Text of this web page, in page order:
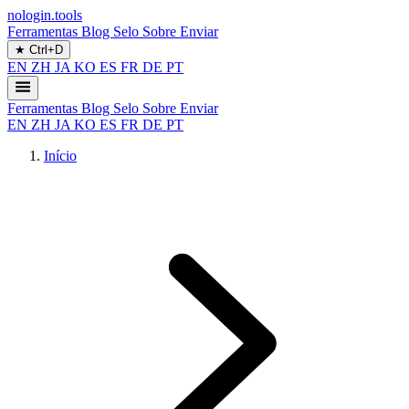
nologin.tools
Ferramentas Blog Selo Sobre Enviar
★ Ctrl+D
EN ZH JA KO ES FR DE PT
Ferramentas Blog Selo Sobre Enviar
EN ZH JA KO ES FR DE PT
Início